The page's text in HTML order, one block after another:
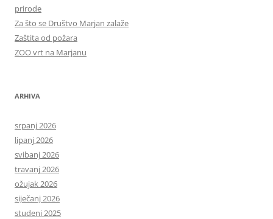
prirode
Za što se Društvo Marjan zalaže
Zaštita od požara
ZOO vrt na Marjanu
ARHIVA
srpanj 2026
lipanj 2026
svibanj 2026
travanj 2026
ožujak 2026
siječanj 2026
studeni 2025